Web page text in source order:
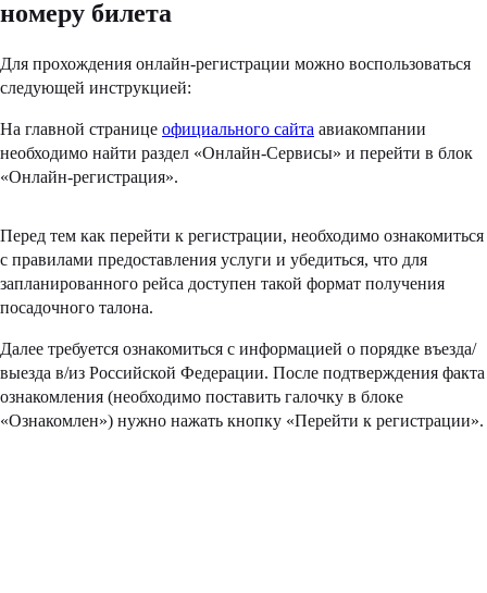
номеру билета
Для прохождения онлайн-регистрации можно воспользоваться
следующей инструкцией:
На главной странице официального сайта авиакомпании
необходимо найти раздел «Онлайн-Сервисы» и перейти в блок
«Онлайн-регистрация».
Перед тем как перейти к регистрации, необходимо ознакомиться
с правилами предоставления услуги и убедиться, что для
запланированного рейса доступен такой формат получения
посадочного талона.
Далее требуется ознакомиться с информацией о порядке въезда/
выезда в/из Российской Федерации. После подтверждения факта
ознакомления (необходимо поставить галочку в блоке
«Ознакомлен») нужно нажать кнопку «Перейти к регистрации».